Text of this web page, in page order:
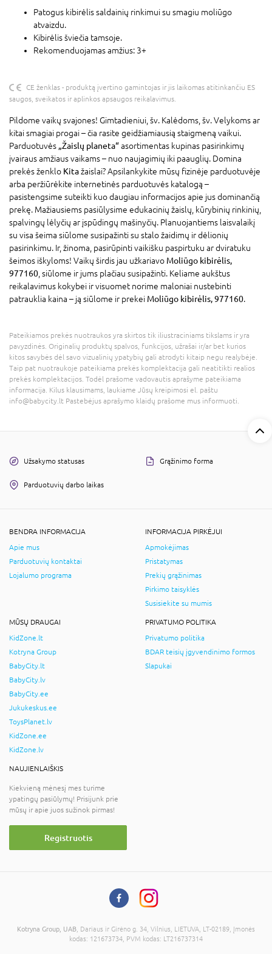
Patogus kibirėlis saldainių rinkimui su smagiu moliūgo
atvaizdu.
Kibirėlis šviečia tamsoje.
Rekomenduojamas amžius: 3+
CE ženklas - produktą įvertino gamintojas ir jis laikomas atitinkančiu ES
saugos, sveikatos ir aplinkos apsaugos reikalavimus.
Pildome vaikų svajones! Gimtadieniui, šv. Kalėdoms, šv. Velykoms ar
kitai smagiai progai – čia rasite geidžiamiausią staigmeną vaikui.
Parduotuvės „Žaislų planeta“asortimentas kupinas pasirinkimų
įvairaus amžiaus vaikams – nuo naujagimių iki paauglių. Domina
prekės ženklo Kitažaislai? Apsilankykite mūsų fizinėje parduotuvėje
arba peržiūrėkite internetinės parduotuvės katalogą –
pasistengsime suteikti kuo daugiau informacijos apie jus dominančią
prekę. Mažiausiems pasiūlysime edukacinių žaislų, kūrybinių rinkinių,
spalvingų lėlyčių ar įspūdingų mašinyčių. Planuojantiems laisvalaikį
su visa šeima siūlome susipažinti su stalo žaidimų ir dėlionių
pasirinkimu. Ir, žinoma, pasirūpinti vaikišku paspirtuku ar dviratuku
šeimos iškyloms! Vaikų širdis jau užkariavo Moliūgo kibirėlis,
977160 , siūlome ir jums plačiau susipažinti. Keliame aukštus
reikalavimus kokybei ir visuomet norime maloniai nustebinti
patrauklia kaina – ją siūlome ir prekei Moliūgo kibirėlis, 977160.
Pateikiamos prekės nuotraukos yra skirtos tik iliustraciniams tikslams ir yra
pavyzdinės. Originalių produktų spalvos, funkcijos, užrašai ir/ar bet kurios
kitos savybės dėl savo vizualinių ypatybių gali atrodyti kitaip negu realybėje.
Taip pat nuotraukoje pateikiama prekės komplektacija gali neatitikti realios
prekės komplektacijos. Todėl prašome vadovautis aprašyme pateikiama
informacija. Kilus klausimams, laukiame Jūsų kreipimosi el. paštu
info@babycity.lt Pastebėjus aprašymo klaidų prašome mus informuoti.
Užsakymo statusas Grąžinimo forma
Parduotuvių darbo laikas
BENDRA INFORMACIJA
Apie mus
Parduotuvių kontaktai
Lojalumo programa
INFORMACIJA PIRKĖJUI
Apmokėjimas
Pristatymas
Prekių grąžinimas
Pirkimo taisyklės
Susisiekite su mumis
MŪSŲ DRAUGAI
KidZone.lt
Kotryna Group
BabyCity.lt
BabyCity.lv
BabyCity.ee
Jukukeskus.ee
ToysPlanet.lv
KidZone.ee
KidZone.lv
PRIVATUMO POLITIKA
Privatumo politika
BDAR teisių įgyvendinimo formos
Slapukai
NAUJIENLAIŠKIS
Kiekvieną mėnesį mes turime
ypatingų pasiūlymų! Prisijunk prie
mūsų ir apie juos sužinok pirmas!
Registruotis
Kotryna Group, UAB , Dariaus ir Girėno g. 34, Vilnius, LIETUVA, LT-02189, Įmonės
kodas: 121673734, PVM kodas: LT216737314